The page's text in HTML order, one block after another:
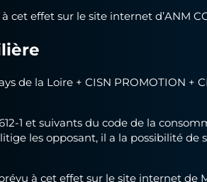
cet effet sur le site internet d’ANM
de la Loire + CISN PROMOTION +
1 et suivants du code de la
les opposant, il a la possibilité
à cet effet sur le site internet de